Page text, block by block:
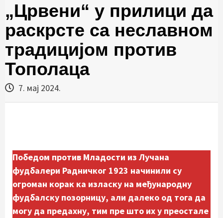
„Црвени“ у прилици да
раскрсте са неславном
традицијом против
Тополаца
7. мај 2024.
Победом против Младости из Лучана
фудбалери Радничког 1923 начинили су
огроман корак ка изласку на међународну
фудбалску позорницу, али далеко од тога да
могу да предахну, тим пре што их у преостале